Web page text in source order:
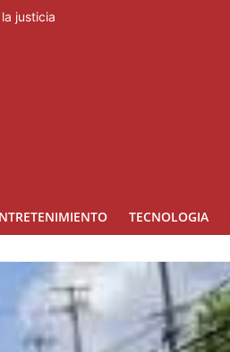
justicia
TECNOLOGIA